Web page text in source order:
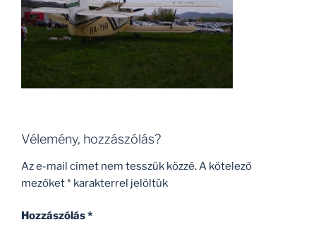
Vélemény, hozzászólás?
Az e-mail címet nem tesszük közzé.A kötelező
mezőket* karakterrel jelöltük
Hozzászólás*